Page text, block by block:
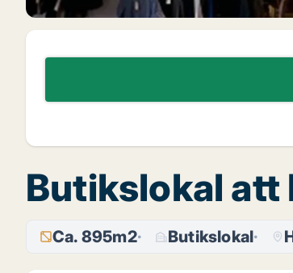
Butikslokal att
Ca. 895m2 Butikslokal